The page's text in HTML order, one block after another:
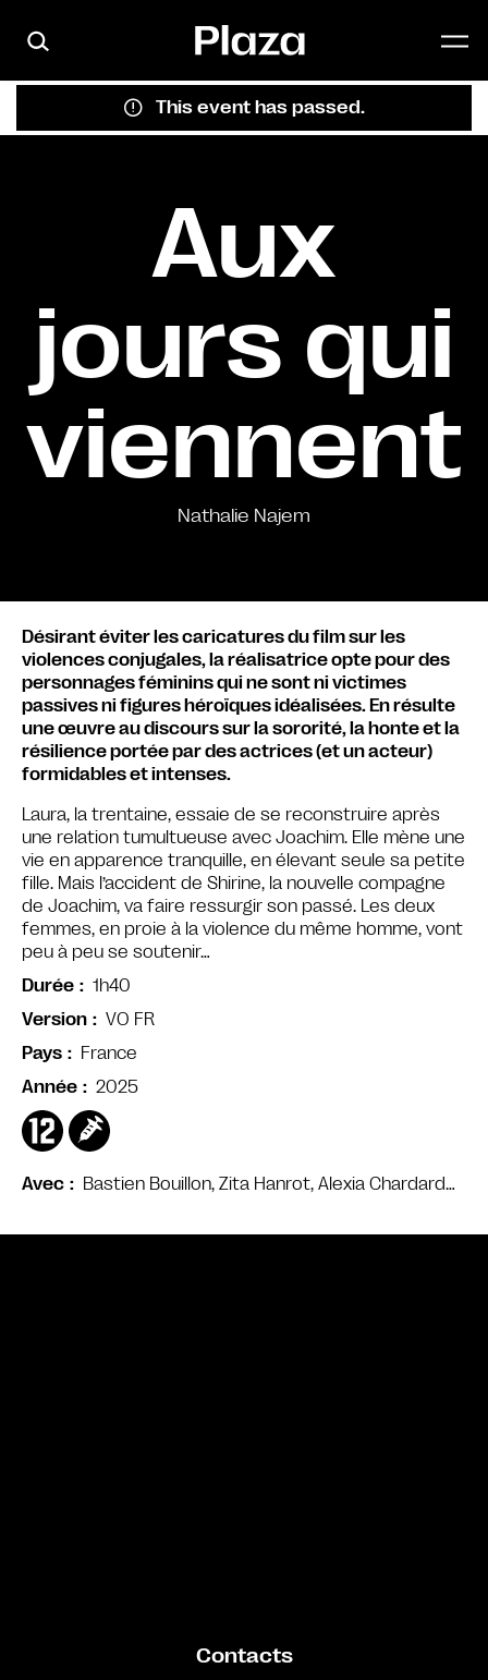
This event has passed.
Aux
jours qui
viennent
Nathalie Najem
Avec Bastien Bouillon, Zita Hanrot, Alexia Chardard…
Désirant éviter les caricatures du film sur les
violences conjugales, la réalisatrice opte pour des
personnages féminins qui ne sont ni victimes
passives ni figures héroïques idéalisées. En résulte
une œuvre au discours sur la sororité, la honte et la
résilience portée par des actrices (et un acteur)
formidables et intenses.
Laura, la trentaine, essaie de se reconstruire après
une relation tumultueuse avec Joachim. Elle mène une
vie en apparence tranquille, en élevant seule sa petite
fille. Mais l’accident de Shirine, la nouvelle compagne
de Joachim, va faire ressurgir son passé. Les deux
femmes, en proie à la violence du même homme, vont
peu à peu se soutenir…
Durée
1h40
Version
VO FR
Pays
France
Année
2025
Contacts